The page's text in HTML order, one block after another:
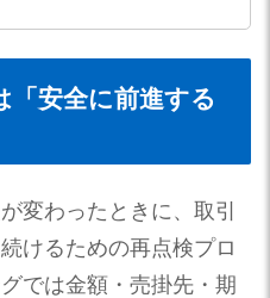
「安全に前進する
変わったときに、取引
けるための再点検プロ
では金額・売掛先・期